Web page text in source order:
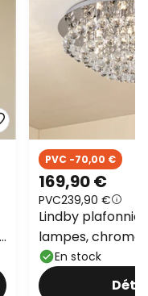
169,90 €
PVC239,90 €
PVC -70,00 €
Lindby
lampes,
En stock